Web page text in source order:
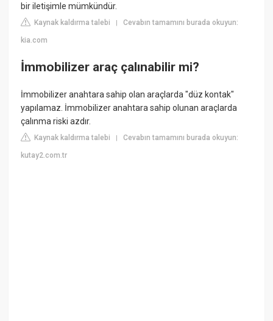
bir iletişimle mümkündür.
Kaynak kaldırma talebi |Cevabın tamamını burada okuyun:
kia.com
İmmobilizer araç çalınabilir mi?
İmmobilizer anahtara sahip olan araçlarda "düz kontak"
yapılamaz. İmmobilizer anahtara sahip olunan araçlarda
çalınma riski azdır.
Kaynak kaldırma talebi |Cevabın tamamını burada okuyun:
kutay2.com.tr